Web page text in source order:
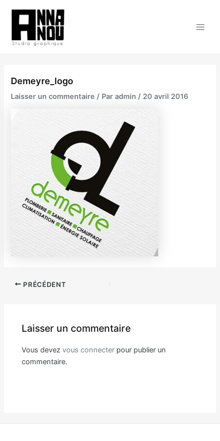
contenu
Demeyre_logo
Laisser un commentaire / Paradmin/ 20 avril 2016
NavigationPRÉCÉDENT
Laisser un commentaire
Vous devezvous connecter pour publier un
commentaire.